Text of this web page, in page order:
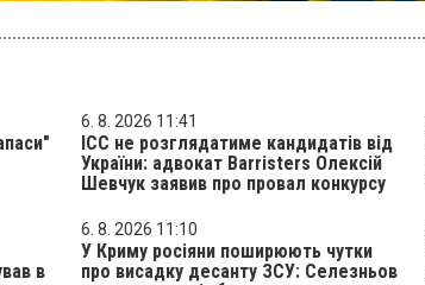
6. 8. 2026 11:41
ICC не розглядатиме кандидатів від
України: адвокат Barristers Олексій
Шевчук заявив про провал конкурсу
в
6. 8. 2026 11:10
У Криму росіяни поширюють чутки
про висадку десанту ЗСУ: Селезньов